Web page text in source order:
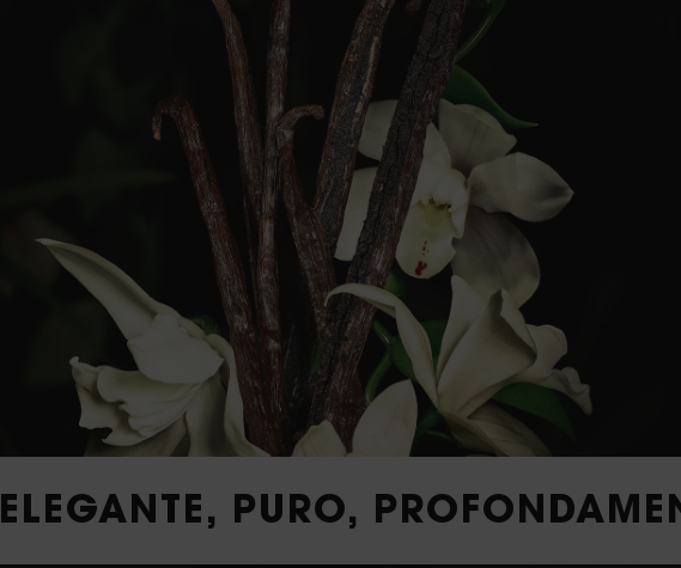
ELEGANTE, PURO,